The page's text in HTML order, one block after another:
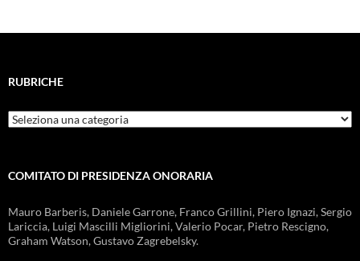
RUBRICHE
Rubriche
COMITATO DI PRESIDENZA ONORARIA
Mauro Barberis, Daniele Garrone, Franco Grillini, Piero Ignazi, Sergio
Lariccia, Luigi Mascilli Migliorini, Valerio Pocar, Pietro Rescigno,
Graham Watson, Gustavo Zagrebelsky.